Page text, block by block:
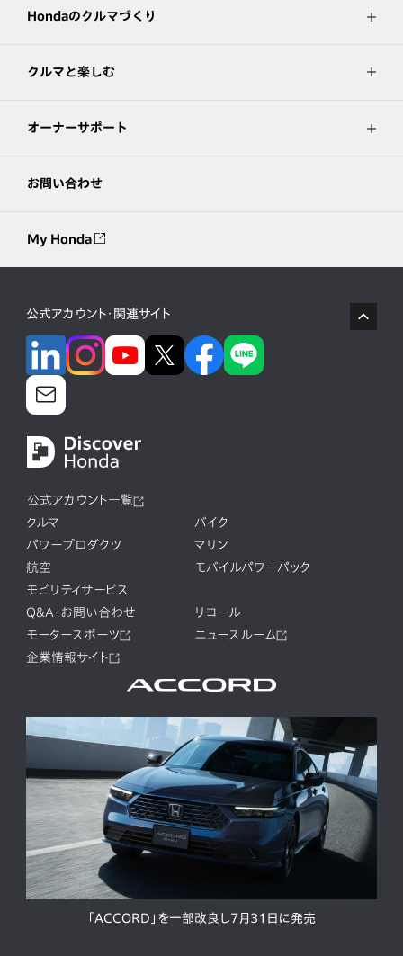
Hondaのクルマづくり
クルマと楽しむ
オーナーサポート
お問い合わせ
My Honda
公式アカウント・関連サイト
公式アカウント一覧
クルマ
バイク
パワープロダクツ
マリン
航空
モバイルパワーパック
モビリティサービス
Q&A・お問い合わせ
リコール
モータースポーツ
ニュースルーム
企業情報サイト
「ACCORD」を一部改良し7月31日に発売